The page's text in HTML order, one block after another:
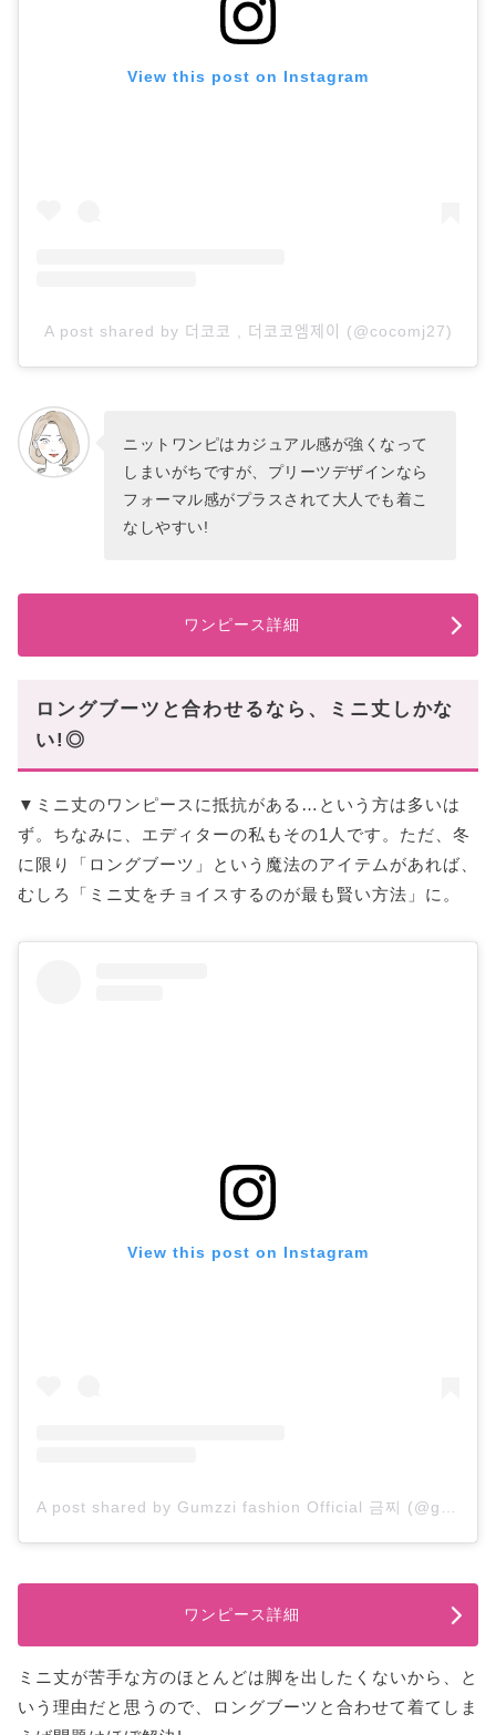
View this post on Instagram
A post shared by 더코코 , 더코코엠제이 (@cocomj27)
ニットワンピはカジュアル感が強くなって
しまいがちですが、プリーツデザインなら
フォーマル感がプラスされて大人でも着こ
なしやすい!
ワンピース詳細
ロングブーツと合わせるなら、ミニ丈しかな
い!◎
▼ミニ丈のワンピースに抵抗がある…という方は多いは
ず。ちなみに、エディターの私もその1人です。ただ、冬
に限り「ロングブーツ」という魔法のアイテムがあれば、
むしろ「ミニ丈をチョイスするのが最も賢い方法」に。
View this post on Instagram
ワンピース詳細
ミニ丈が苦手な方のほとんどは脚を出したくないから、と
いう理由だと思うので、ロングブーツと合わせて着てしま